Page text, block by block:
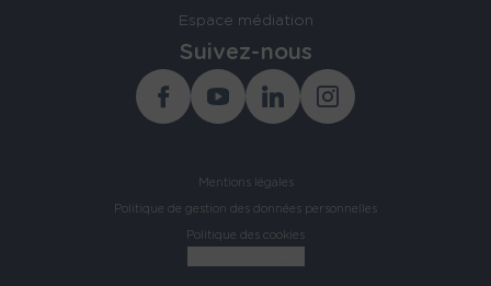
Espace médiation
Suivez-nous
Facebook
YoutubeLinkedinInstagram
Mentions légales
Politique de gestion des données personnelles
Politique des cookies